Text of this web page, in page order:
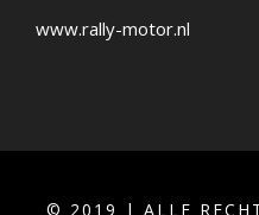
www.rally-motor.nl
© 2019 | ALLE